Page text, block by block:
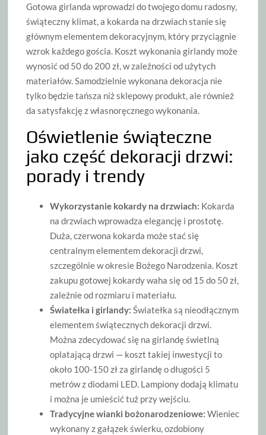
Gotowa girlanda wprowadzi do twojego domu radosny,
świąteczny klimat, a kokarda na drzwiach stanie się
głównym elementem dekoracyjnym, który przyciągnie
wzrok każdego gościa. Koszt wykonania girlandy może
wynosić od 50 do 200 zł, w zależności od użytych
materiałów. Samodzielnie wykonana dekoracja nie
tylko będzie tańsza niż sklepowy produkt, ale również
da satysfakcję z własnoręcznego wykonania.
Oświetlenie świąteczne
jako część dekoracji drzwi:
porady i trendy
Wykorzystanie kokardy na drzwiach: Kokarda
na drzwiach wprowadza elegancję i prostotę.
Duża, czerwona kokarda może stać się
centralnym elementem dekoracji drzwi,
szczególnie w okresie Bożego Narodzenia. Koszt
zakupu gotowej kokardy waha się od 15 do 50 zł,
zależnie od rozmiaru i materiału.
Światełka i girlandy: Światełka są nieodłącznym
elementem świątecznych dekoracji drzwi.
Można zdecydować się na girlandę świetlną
oplatającą drzwi — koszt takiej inwestycji to
około 100-150 zł za girlandę o długości 5
metrów z diodami LED. Lampiony dodają klimatu
i można je umieścić tuż przy wejściu.
Tradycyjne wianki bożonarodzeniowe: Wieniec
wykonany z gałązek świerku, ozdobiony